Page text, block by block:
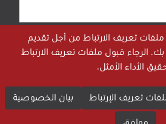
تعريف الارتباط من أجل تقديم
الرجاء قبول ملفات تعريف الارتباط
الأداء الأمثل.
تعريف الإرتباط بيان الخصوصية